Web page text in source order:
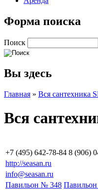
Форма поиска
Поиск
Вы здесь
Главная » Вся сантехника
Вся
+7 (495) 642-78-84 8 (906)
http://seasan.ru
info@seasan.ru
Павильон № 348